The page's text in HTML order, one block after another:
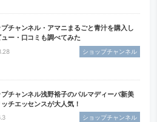
チャンネル・アマニまるごと青汁を購入し
ー・口コミも調べてみた
ショップチャンネル
プチャンネル浅野裕子のパルマディーバ新美
チエッセンスが大人気！
ショップチャンネル